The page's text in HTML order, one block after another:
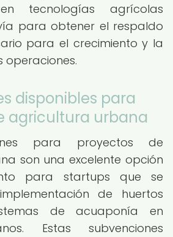
tecnologías agrícolas
para obtener el respaldo
para el crecimiento y la
operaciones.
disponibles para
agricultura urbana
para proyectos de
son una excelente opción
para startups que se
de huertos
de acuaponía en
Estas subvenciones